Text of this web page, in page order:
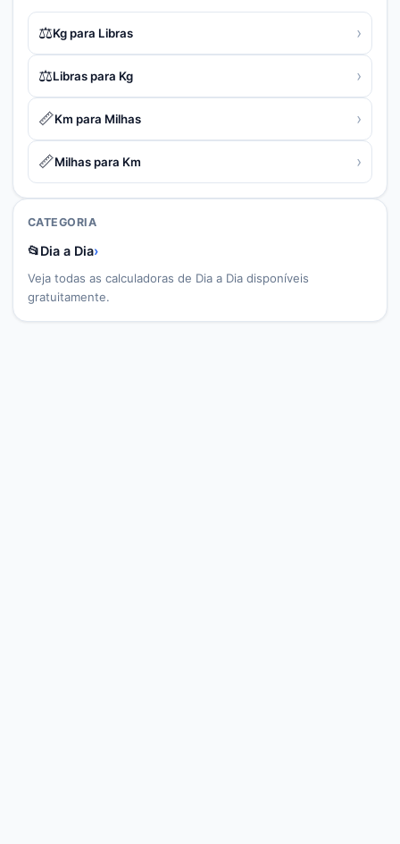
⚖️Kg para Libras ›
⚖️Libras para Kg ›
📏Km para Milhas ›
📏Milhas para Km ›
CATEGORIA
📂Dia a Dia›
Veja todas as calculadoras de Dia a Dia disponíveis
gratuitamente.